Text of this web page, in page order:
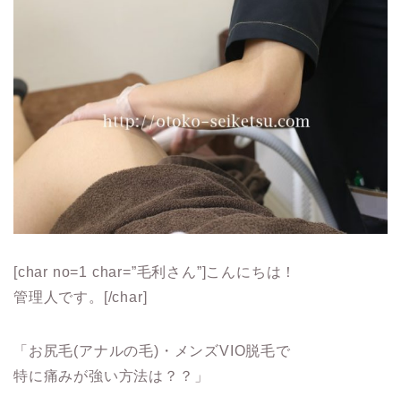
[char no=1 char=”毛利さん”]こんにちは！
管理人です。[/char]
「お尻毛(アナルの毛)・メンズVIO脱毛で
特に痛みが強い方法は？？」